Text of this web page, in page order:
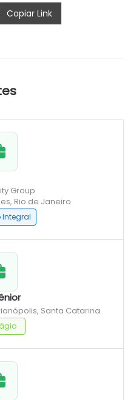
Copiar Link
Group
Rio de Janeiro
Integral
Santa Catarina